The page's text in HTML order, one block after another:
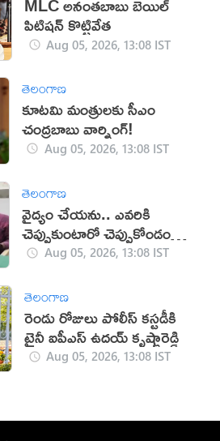
పిటిషన్ కొట్టివేత
Aug 05, 2026, 13:08 IST
తెలంగాణ
కూటమి మంత్రులకు సీఎం
చంద్రబాబు వార్నింగ్!
Aug 05, 2026, 13:08 IST
తెలంగాణ
వైద్యం చేయను.. ఎవరికి
చెప్పుకుంటారో చెప్పుకోండంటూ
డాక్టర్‌ ఫైర్ (వీడియో)
Aug 05, 2026, 13:08 IST
తెలంగాణ
రెండు రోజులు పోలీస్ కస్టడీకి
ట్రైనీ ఐపీఎస్ ఉదయ్ కృష్ణారెడ్డి
Aug 05, 2026, 13:08 IST